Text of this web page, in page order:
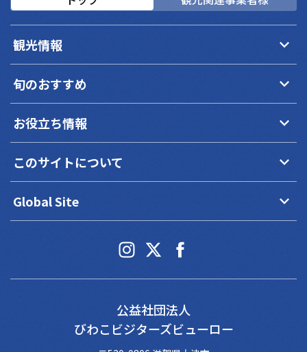
観光情報 keyboard_arrow_down
旬のおすすめ keyboard_arrow_down
お役立ち情報 keyboard_arrow_down
このサイトについて keyboard_arrow_down
Global Site keyboard_arrow_down
公益社団法人
びわこビジターズビューロー